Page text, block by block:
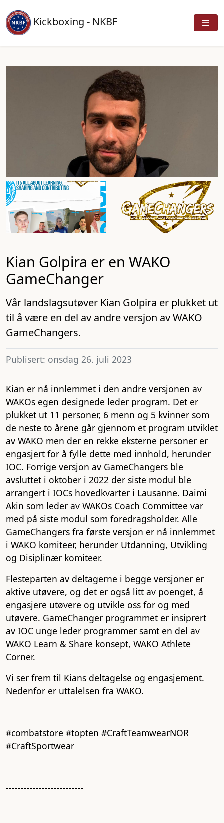
Kickboxing - NKBF
Kian Golpira er en WAKO
GameChanger
Vår landslagsutøver Kian Golpira er plukket ut
til å være en del av andre versjon av WAKO
GameChangers.
Publisert: onsdag 26. juli 2023
Kian er nå innlemmet i den andre versjonen av
WAKOs egen designede leder program. Det er
plukket ut 11 personer, 6 menn og 5 kvinner som
de neste to årene går gjennom et program utviklet
av WAKO men der en rekke eksterne personer er
engasjert for å fylle dette med innhold, herunder
IOC. Forrige versjon av GameChangers ble
avsluttet i oktober i 2022 der siste modul ble
arrangert i IOCs hovedkvarter i Lausanne. Daimi
Akin som leder av WAKOs Coach Committee var
med på siste modul som foredragsholder. Alle
GameChangers fra første versjon er nå innlemmet
i WAKO komiteer, herunder Utdanning, Utvikling
og Disiplinær komiteer.
Flesteparten av deltagerne i begge versjoner er
aktive utøvere, og det er også litt av poenget, å
engasjere utøvere og utvikle oss for og med
utøvere. GameChanger programmet er insiprert
av IOC unge leder programmer samt en del av
WAKO Learn & Share konsept, WAKO Athlete
Corner.
Vi ser frem til Kians deltagelse og engasjement.
Nedenfor er uttalelsen fra WAKO.
#combatstore #topten #CraftTeamwearNOR
#CraftSportwear
--------------------------